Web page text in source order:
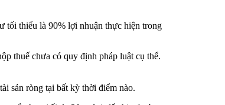
tối thiểu là 90% lợi nhuận thực hiện trong
thuế chưa có quy định pháp luật cụ thể.
sản ròng tại bất kỳ thời điểm nào.